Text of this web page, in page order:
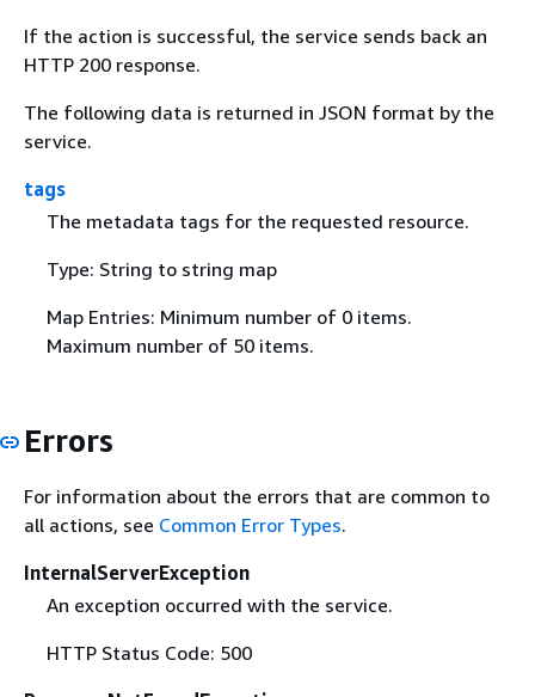
If the action is successful, the service sends back an
HTTP 200 response.
The following data is returned in JSON format by the
service.
tags
The metadata tags for the requested resource.
Type: String to string map
Map Entries: Minimum number of 0 items.
Maximum number of 50 items.
Errors
For information about the errors that are common to
all actions, see Common Error Types.
InternalServerException
An exception occurred with the service.
HTTP Status Code: 500